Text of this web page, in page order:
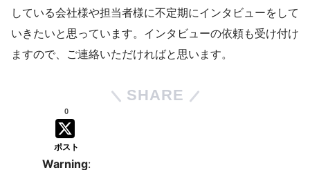
している会社様や担当者様に不定期にインタビューをして
いきたいと思っています。インタビューの依頼も受け付け
ますので、ご連絡いただければと思います。
SHARE
ポスト
Warning:
0